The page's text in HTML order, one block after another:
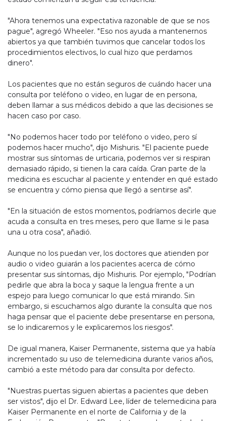
"Ahora tenemos una expectativa razonable de que se nos
pague", agregó Wheeler. "Eso nos ayuda a mantenernos
abiertos ya que también tuvimos que cancelar todos los
procedimientos electivos, lo cual hizo que perdamos
dinero".
Los pacientes que no están seguros de cuándo hacer una
consulta por teléfono o video, en lugar de en persona,
deben llamar a sus médicos debido a que las decisiones se
hacen caso por caso.
"No podemos hacer todo por teléfono o video, pero sí
podemos hacer mucho", dijo Mishuris. "El paciente puede
mostrar sus síntomas de urticaria, podemos ver si respiran
demasiado rápido, si tienen la cara caída. Gran parte de la
medicina es escuchar al paciente y entender en qué estado
se encuentra y cómo piensa que llegó a sentirse así".
"En la situación de estos momentos, podríamos decirle que
acuda a consulta en tres meses, pero que llame si le pasa
una u otra cosa", añadió.
Aunque no los puedan ver, los doctores que atienden por
audio o video guiarán a los pacientes acerca de cómo
presentar sus síntomas, dijo Mishuris. Por ejemplo, "Podrían
pedirle que abra la boca y saque la lengua frente a un
espejo para luego comunicar lo que está mirando. Sin
embargo, si escuchamos algo durante la consulta que nos
haga pensar que el paciente debe presentarse en persona,
se lo indicaremos y le explicaremos los riesgos".
De igual manera, Kaiser Permanente, sistema que ya había
incrementado su uso de telemedicina durante varios años,
cambió a este método para dar consulta por defecto.
"Nuestras puertas siguen abiertas a pacientes que deben
ser vistos", dijo el Dr. Edward Lee, líder de telemedicina para
Kaiser Permanente en el norte de California y de la